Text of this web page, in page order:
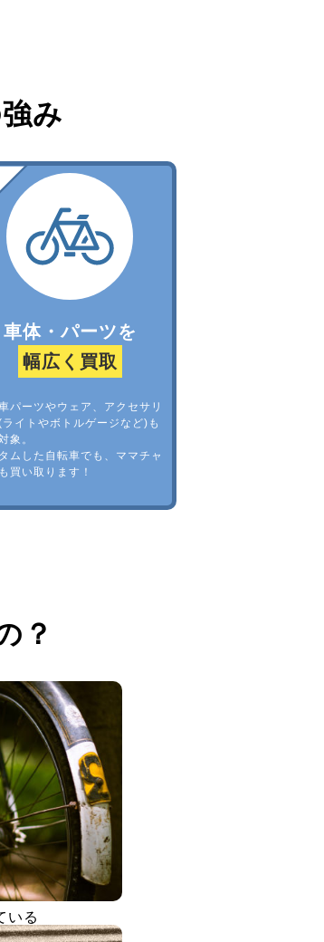
み
車体・パーツを
幅広く買取
パーツやウェア、アクセサリ
ライトやボトルゲージなど)も
象。
ムした自転車でも、ママチャ
買い取ります！
？
いる